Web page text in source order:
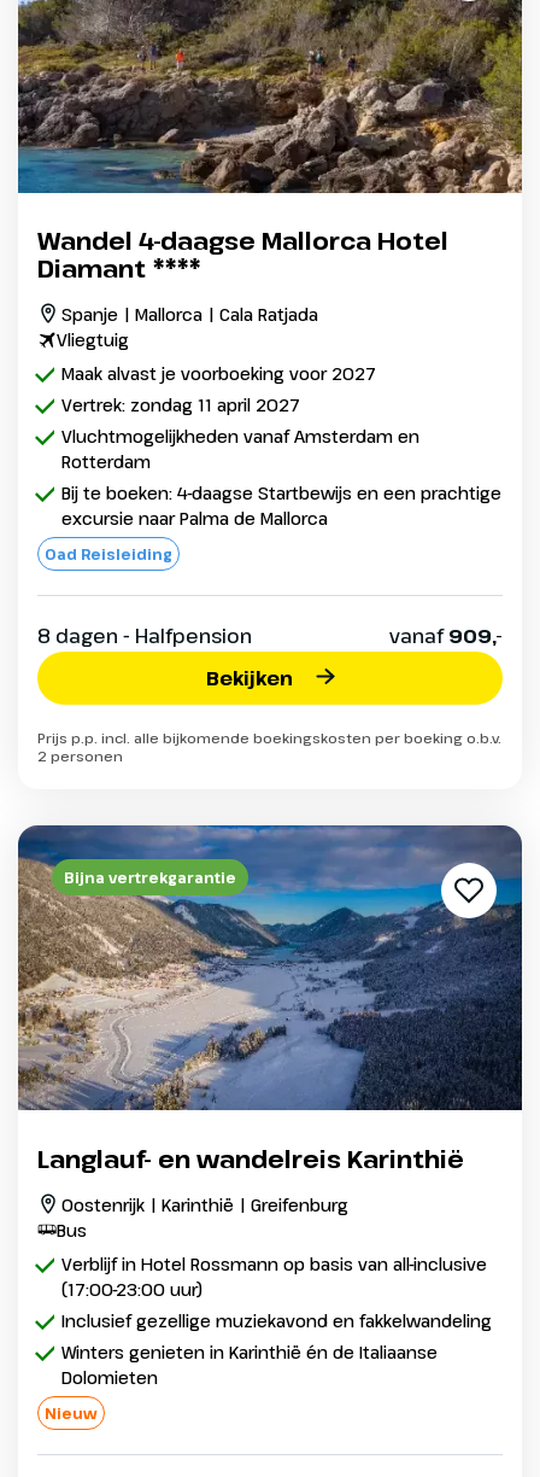
Wandel 4-daagse Mallorca Hotel
Diamant ****
Spanje | Mallorca | Cala Ratjada
Vliegtuig
Maak alvast je voorboeking voor 2027
Vertrek: zondag 11 april 2027
Vluchtmogelijkheden vanaf Amsterdam en
Rotterdam
Bij te boeken: 4-daagse Startbewijs en een prachtige
excursie naar Palma de Mallorca
Oad Reisleiding
8 dagen - Halfpension vanaf909,-
Bekijken
Prijs p.p. incl. alle bijkomende boekingskosten per boeking o.b.v.
2 personen
Bijna vertrekgarantie
Langlauf- en wandelreis Karinthië
Oostenrijk | Karinthië | Greifenburg
Bus
Verblijf in Hotel Rossmann op basis van all-inclusive
(17:00-23:00 uur)
Inclusief gezellige muziekavond en fakkelwandeling
Winters genieten in Karinthië én de Italiaanse
Dolomieten
Nieuw